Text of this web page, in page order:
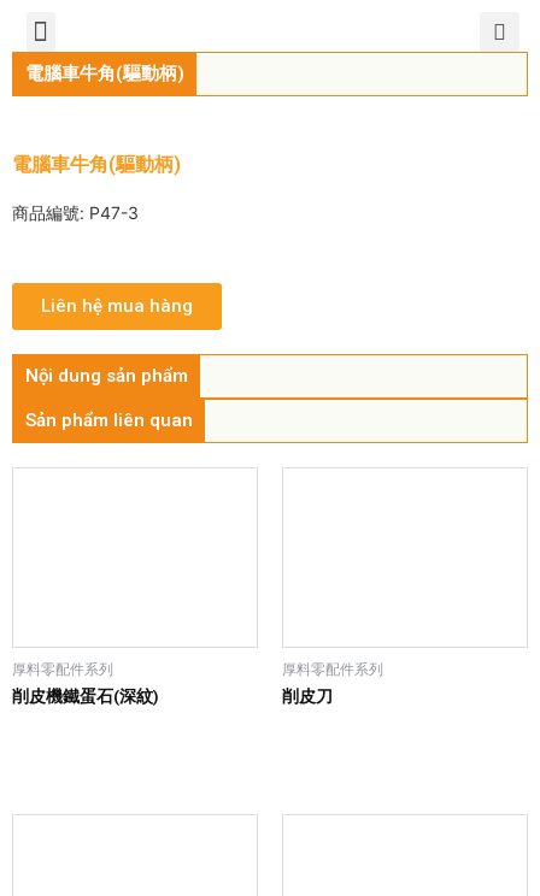
電腦車牛角(驅動柄)
電腦車牛角(驅動柄)
商品編號: P47-3
Liên hệ mua hàng
Nội dung sản phẩm
Sản phẩm liên quan
厚料零配件系列
削皮機鐵蛋石(深紋)
厚料零配件系列
削皮刀